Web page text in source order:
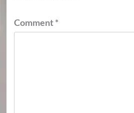
Comment*